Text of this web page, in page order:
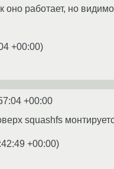
работает, но
+00:00)
+00:00
squashfs
+00:00)